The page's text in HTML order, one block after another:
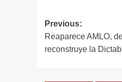
Navegación
de
entradas
Previous:
Reaparece AMLO,
reconstruye la